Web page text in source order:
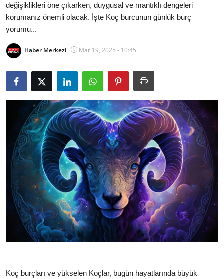
Toplum ve Yaşam
Kamu Kurumları ve Üst Kurullar
Resmi Reklamlar
değişiklikleri öne çıkarken, duygusal ve mantıklı dengeleri
korumanız önemli olacak. İşte Koç burcunun günlük burç
yorumu...
Haber Merkezi Mar 19, 2025 - 10:45
Koç burçları ve yükselen Koçlar, bugün hayatlarında büyük